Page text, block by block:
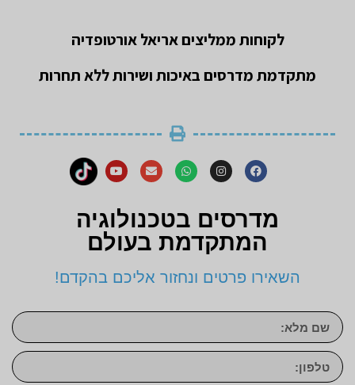
לקוחות ממליצים אריאל אורטופדיה
מתקדמת מדרסים באיכות ושירות ללא תחרות
מדרסים בטכנולוגיה
המתקדמת בעולם
השאירו פרטים ונחזור אליכם בהקדם!